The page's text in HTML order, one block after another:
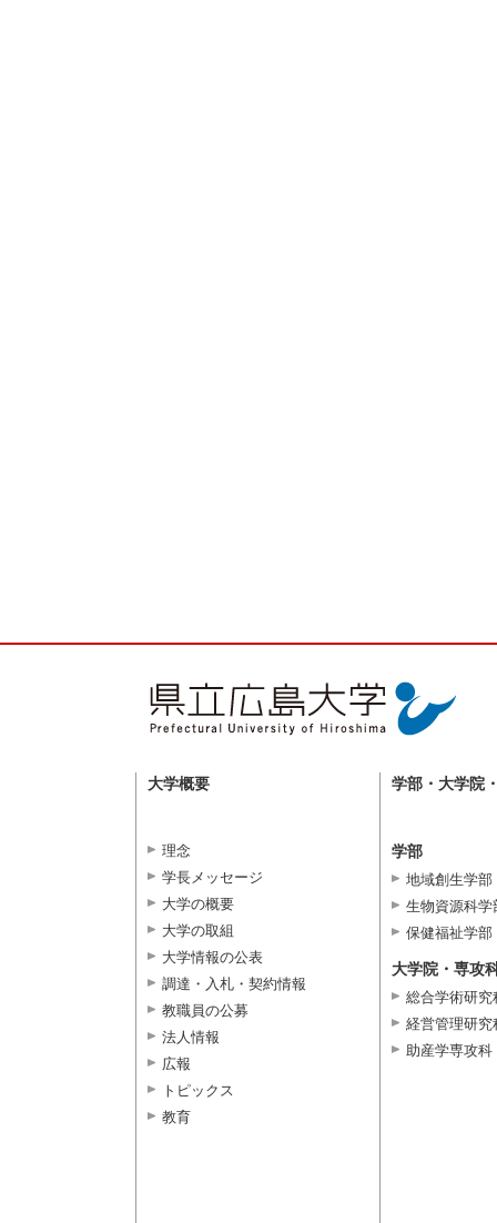
大学概要
理念
学長メッセージ
大学の概要
大学の取組
大学情報の公表
調達・入札・契約情報
教職員の公募
法人情報
広報
トピックス
教育
学部・大学院
学部
地域創生学部
生物資源科学
保健福祉学部
大学院・専攻
総合学術研究
経営管理研究
助産学専攻科